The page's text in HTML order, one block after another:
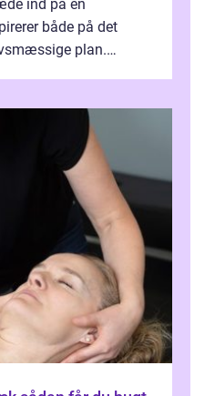
ind på en
både på det
plan.